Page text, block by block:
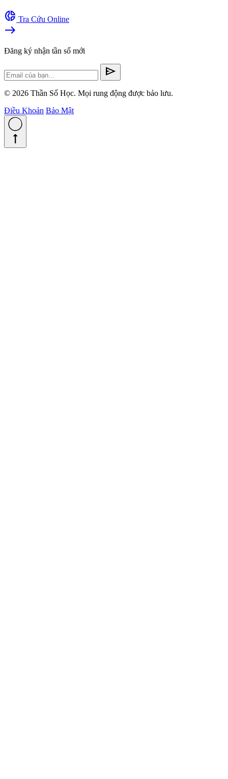
donut_small Tra Cứu Online
east
Đăng ký nhận tần số mới
send
© 2026 Thần Số Học. Mọi rung động được bảo lưu.
Điều Khoản Bảo Mật
straight